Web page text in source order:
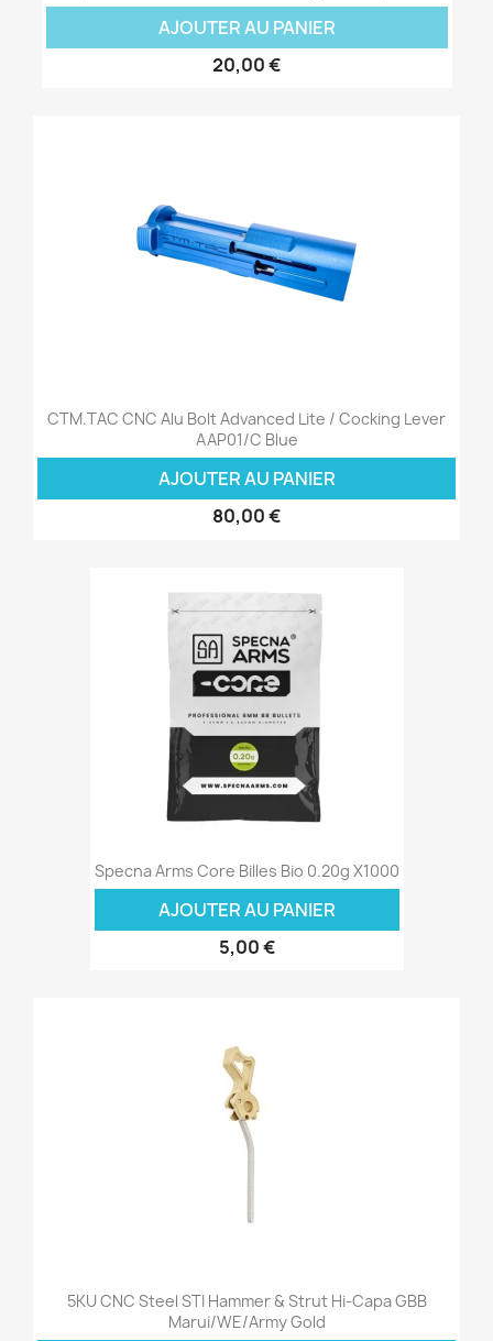
AJOUTER AU PANIER
20,00 €
CTM.TAC CNC Alu Bolt Advanced Lite / Cocking Lever
AAP01/C Blue
AJOUTER AU PANIER
80,00 €
Specna Arms Core Billes Bio 0.20g X1000
AJOUTER AU PANIER
5,00 €
5KU CNC Steel STI Hammer & Strut Hi-Capa GBB
Marui/WE/Army Gold